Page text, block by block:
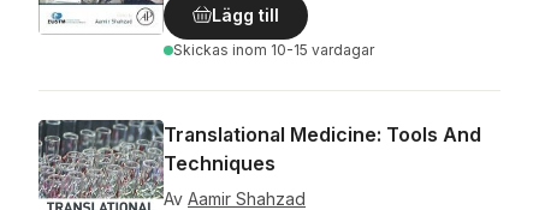
Lägg till
Skickas inom 10-15 vardagar
Translational Medicine: Tools And
Techniques
Av Aamir Shahzad